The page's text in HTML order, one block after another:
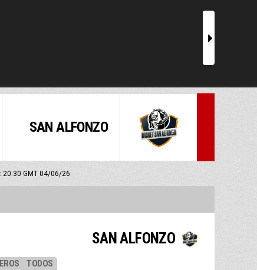
r
SAN ALFONZO
20:30 GMT 04/06/26
TODOS
SAN ALFONZO